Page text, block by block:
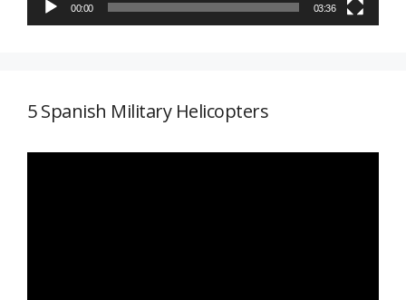
00:00 03:36
5 Spanish Military Helicopters